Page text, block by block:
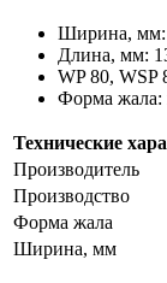
Ширина, мм:
Длина, мм:
WP 80, WSP
Форма жала:
Технические
Производитель
Производство
Форма жала
Ширина, мм